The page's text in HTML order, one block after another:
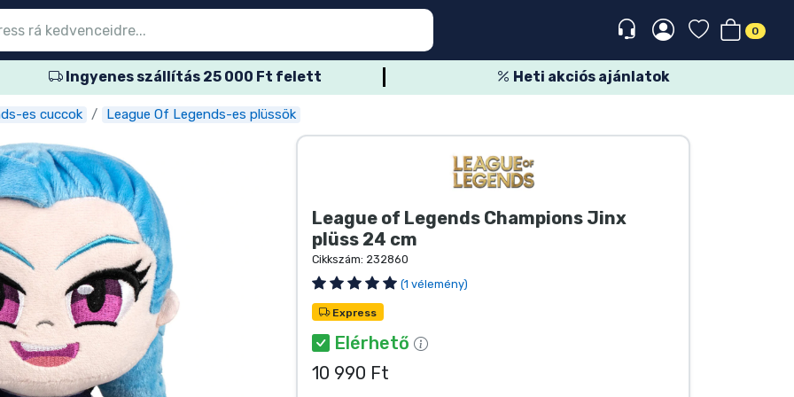
0
Ingyenes szállítás 25 000 Ft felett Heti akciós ajánlatok
es cuccok League Of Legends-es plüssök
League of Legends Champions Jinx
plüss 24 cm
Cikkszám: 232860
(1 vélemény)
Express
Elérhető
10 990 Ft
termék
termék
termék
termék
termék
termék
termék